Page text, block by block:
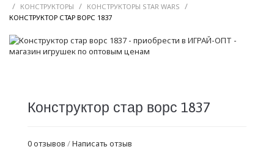
/ КОНСТРУКТОРЫ / КОНСТРУКТОРЫ STAR WARS /
КОНСТРУКТОР СТАР ВОРС 1837
Конструктор стар ворс 1837
0 отзывов /Написать отзыв